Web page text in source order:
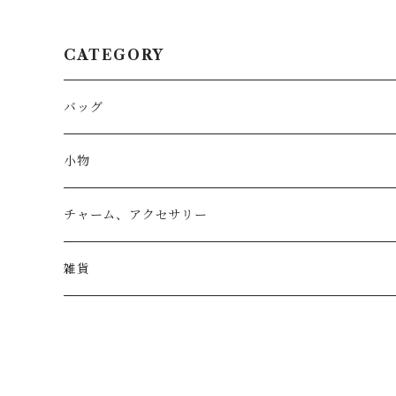
CATEGORY
バッグ
トートバッグ
リュック
ショルダー
小物
小物入れ
チャーム、アクセサリー
バッグチャーム
雑貨